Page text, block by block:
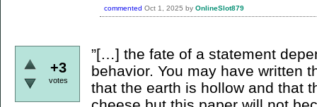
commented Oct 1, 2025 by OnlineSlot879
+3
votes
”[…] the fate of a statement
behavior. You may have written
that the earth is hollow and that